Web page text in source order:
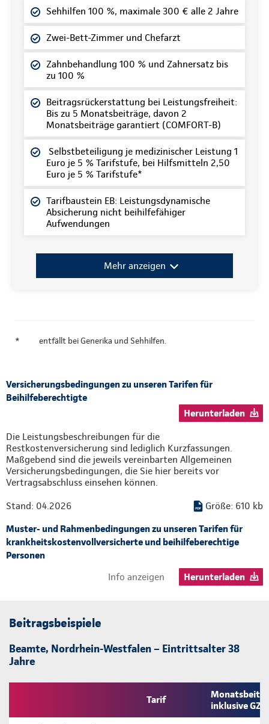
Sehhilfen 100 %, maximale 300 € alle 2 Jahre
Zwei-Bett-Zimmer und Chefarzt
Zahnbehandlung 100 % und Zahnersatz bis
zu 100 %
Beitragsrückerstattung bei Leistungsfreiheit:
Bis zu 5 Monatsbeiträge, davon 2
Monatsbeiträge garantiert (COMFORT-B)
Selbstbeteiligung je medizinischer Leistung 1
Euro je 5 % Tarifstufe, bei Hilfsmitteln 2,50
Euro je 5 % Tarifstufe*
Tarifbaustein EB: Leistungsdynamische
Absicherung nicht beihilfefähiger
Aufwendungen
Mehr anzeigen
* entfällt bei Generika und Sehhilfen.
Versicherungsbedingungen zu unseren Tarifen für
Beihilfeberechtigte
Herunterladen
Die Leistungsbeschreibungen für die
Restkostenversicherung sind lediglich Kurzfassungen.
Maßgebend sind die jeweils vereinbarten Allgemeinen
Versicherungsbedingungen, die Sie hier bereits vor
Vertragsabschluss einsehen können.
Stand: 04.2026
Größe: 610 kb
Muster- und Rahmenbedingungen zu unseren Tarifen für
krankheitskostenvollversicherte und beihilfeberechtige
Personen
Info anzeigen
Herunterladen
Beitragsbeispiele
Beamte, Nordrhein-Westfalen – Eintrittsalter 38
Jahre
Tarif
inklusive GZ